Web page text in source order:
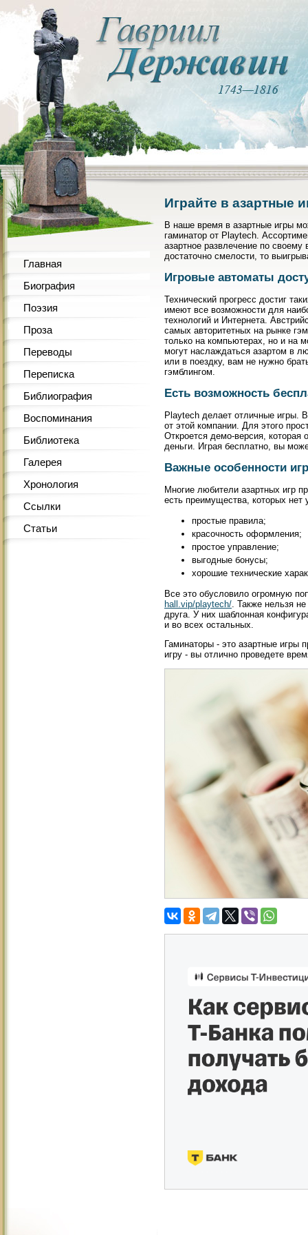
Главная
Биография
Поэзия
Проза
Переводы
Переписка
Библиография
Воспоминания
Библиотека
Галерея
Хронология
Ссылки
Статьи
Играйте в азартные
В наше время в азартные игры
гаминатор от Playtech.
азартное развлечение по
достаточно смелости, то
Игровые автоматы
Технический прогресс достиг
имеют все возможности для
технологий и Интернета.
самых авторитетных на рынке
только на компьютерах, но и на
могут наслаждаться азартом в
или в поездку, вам не нужно
гэмблингом.
Есть возможность
Playtech делает отличные игры.
от этой компании. Для этого
Откроется демо-версия, которая
деньги. Играя бесплатно, вы
Важные особенности
Многие любители азартных игр
есть преимущества, которых нет
простые правила;
красочность оформления;
простое управление;
выгодные бонусы;
хорошие технические
Все это обусловило огромную
hall.vip/playtech/. Также нельзя
друга. У них шаблонная
и во всех остальных.
Гаминаторы - это азартные игры
игру - вы отлично проведете